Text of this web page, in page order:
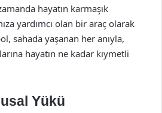
hayatın karmaşık
yardımcı olan bir araç olarak
sahada yaşanan her anıyla,
hayatın ne kadar kıymetli
Yükü